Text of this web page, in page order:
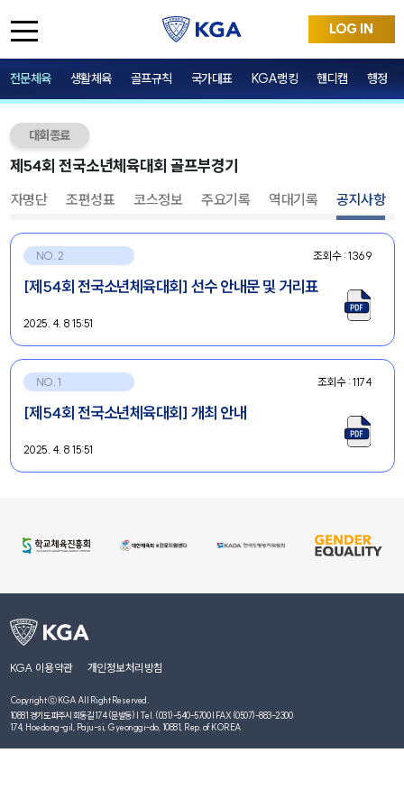
LOG IN
전문체육 생활체육 골프규칙 국가대표 KGA랭킹 핸디캡 행정
대회종료
자명단 조편성표 코스정보 주요기록 역대기록 공지사항
NO. 2 조회수 : 1369
[제54회 전국소년체육대회] 선수 안내문 및 거리표
2025. 4. 8 15:51
NO. 1 조회수 : 1174
[제54회 전국소년체육대회] 개최 안내
2025. 4. 8 15:51
KGA 이용약관 개인정보처리방침
Copyright ⓒ KGA All Right Reserved.
10881 경기도 파주시 회동길 174 (문발동) | Tel. (031)-540-5700 | FAX (0507)-883-2300
174, Hoedong-gil, Paju-si, Gyeonggi-do, 10881, Rep. of KOREA